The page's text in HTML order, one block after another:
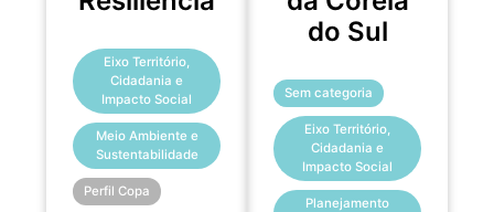
Eixo Território,
Cidadania e
Impacto Social
Meio Ambiente e
Sustentabilidade
Perfil Copa
do Sul
Sem categoria
Eixo Território,
Cidadania e
Impacto Social
Planejamento